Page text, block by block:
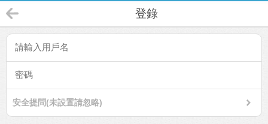
登錄
安全提問(未設置請忽略)